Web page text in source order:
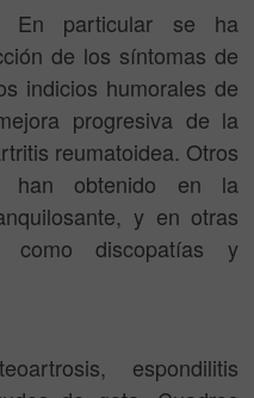
En particular se ha
de los síntomas de
indicios humorales de
progresiva de la
reumatoidea. Otros
han obtenido en la
y en otras
como discopatías y
espondilitis